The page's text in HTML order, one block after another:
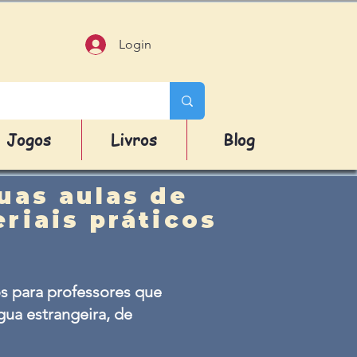
Login
Jogos Livros Blog
aulas de
práticos
para professores que
estrangeira, de